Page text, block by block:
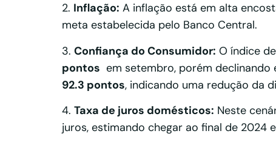
2. Inflação: A inflação está em alta
meta estabelecida pelo Banco Central.
3. Confiança do Consumidor: O índice
pontos em setembro, porém
92.3 pontos, indicando uma redução da
4. Taxa de juros domésticos: Neste
juros, estimando chegar ao final de 2024